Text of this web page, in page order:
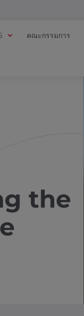
คณะกรรมการ
the